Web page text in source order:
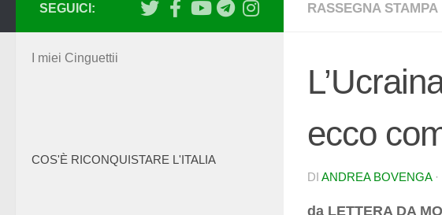
RASSEGNA STAMPA
ecco
DI ANDREA BOVENGA ·
da LETTERA DA
SEGUICI:
I miei Cinguettii
COS'È RICONQUISTARE L'ITALIA